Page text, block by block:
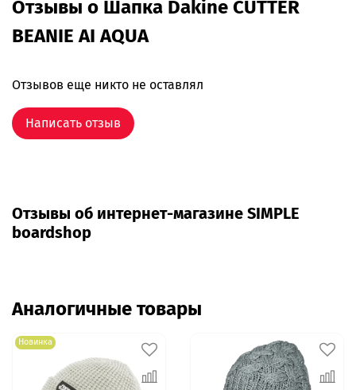
Отзывы о Шапка Dakine CUTTER
BEANIE AI AQUA
Отзывов еще никто не оставлял
Написать отзыв
Отзывы об интернет-магазине SIMPLE
boardshop
Аналогичные товары
Новинка